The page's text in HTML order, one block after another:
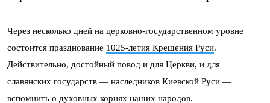
Через несколько дней на церковно-государственном уровне
состоится празднование 1025-летия Крещения Руси.
Действительно, достойный повод и для Церкви, и для
славянских государств — наследников Киевской Руси —
вспомнить о духовных корнях наших народов.